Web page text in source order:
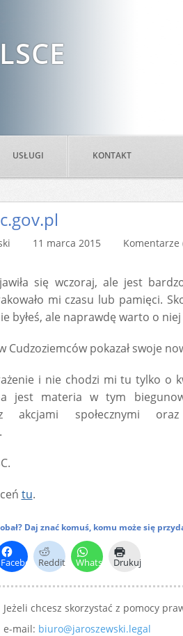
USŁUGI KONTAKT
11 marca 2015 Komentarze
się wczoraj, ale jest
mi czasu lub pamięci.
byłeś, ale naprawdę warto o niej
Cudzoziemców pokazał swoje
i nie chodzi mi tu tylko o
jest materia w tym
akcjami społecznymi oraz
tu.
Daj znać komuś, komu może się
FacebookReddit WhatsAppDrukuj
Jeżeli chcesz skorzystać z pomocy
e-mail: biuro@jaroszewski.legal